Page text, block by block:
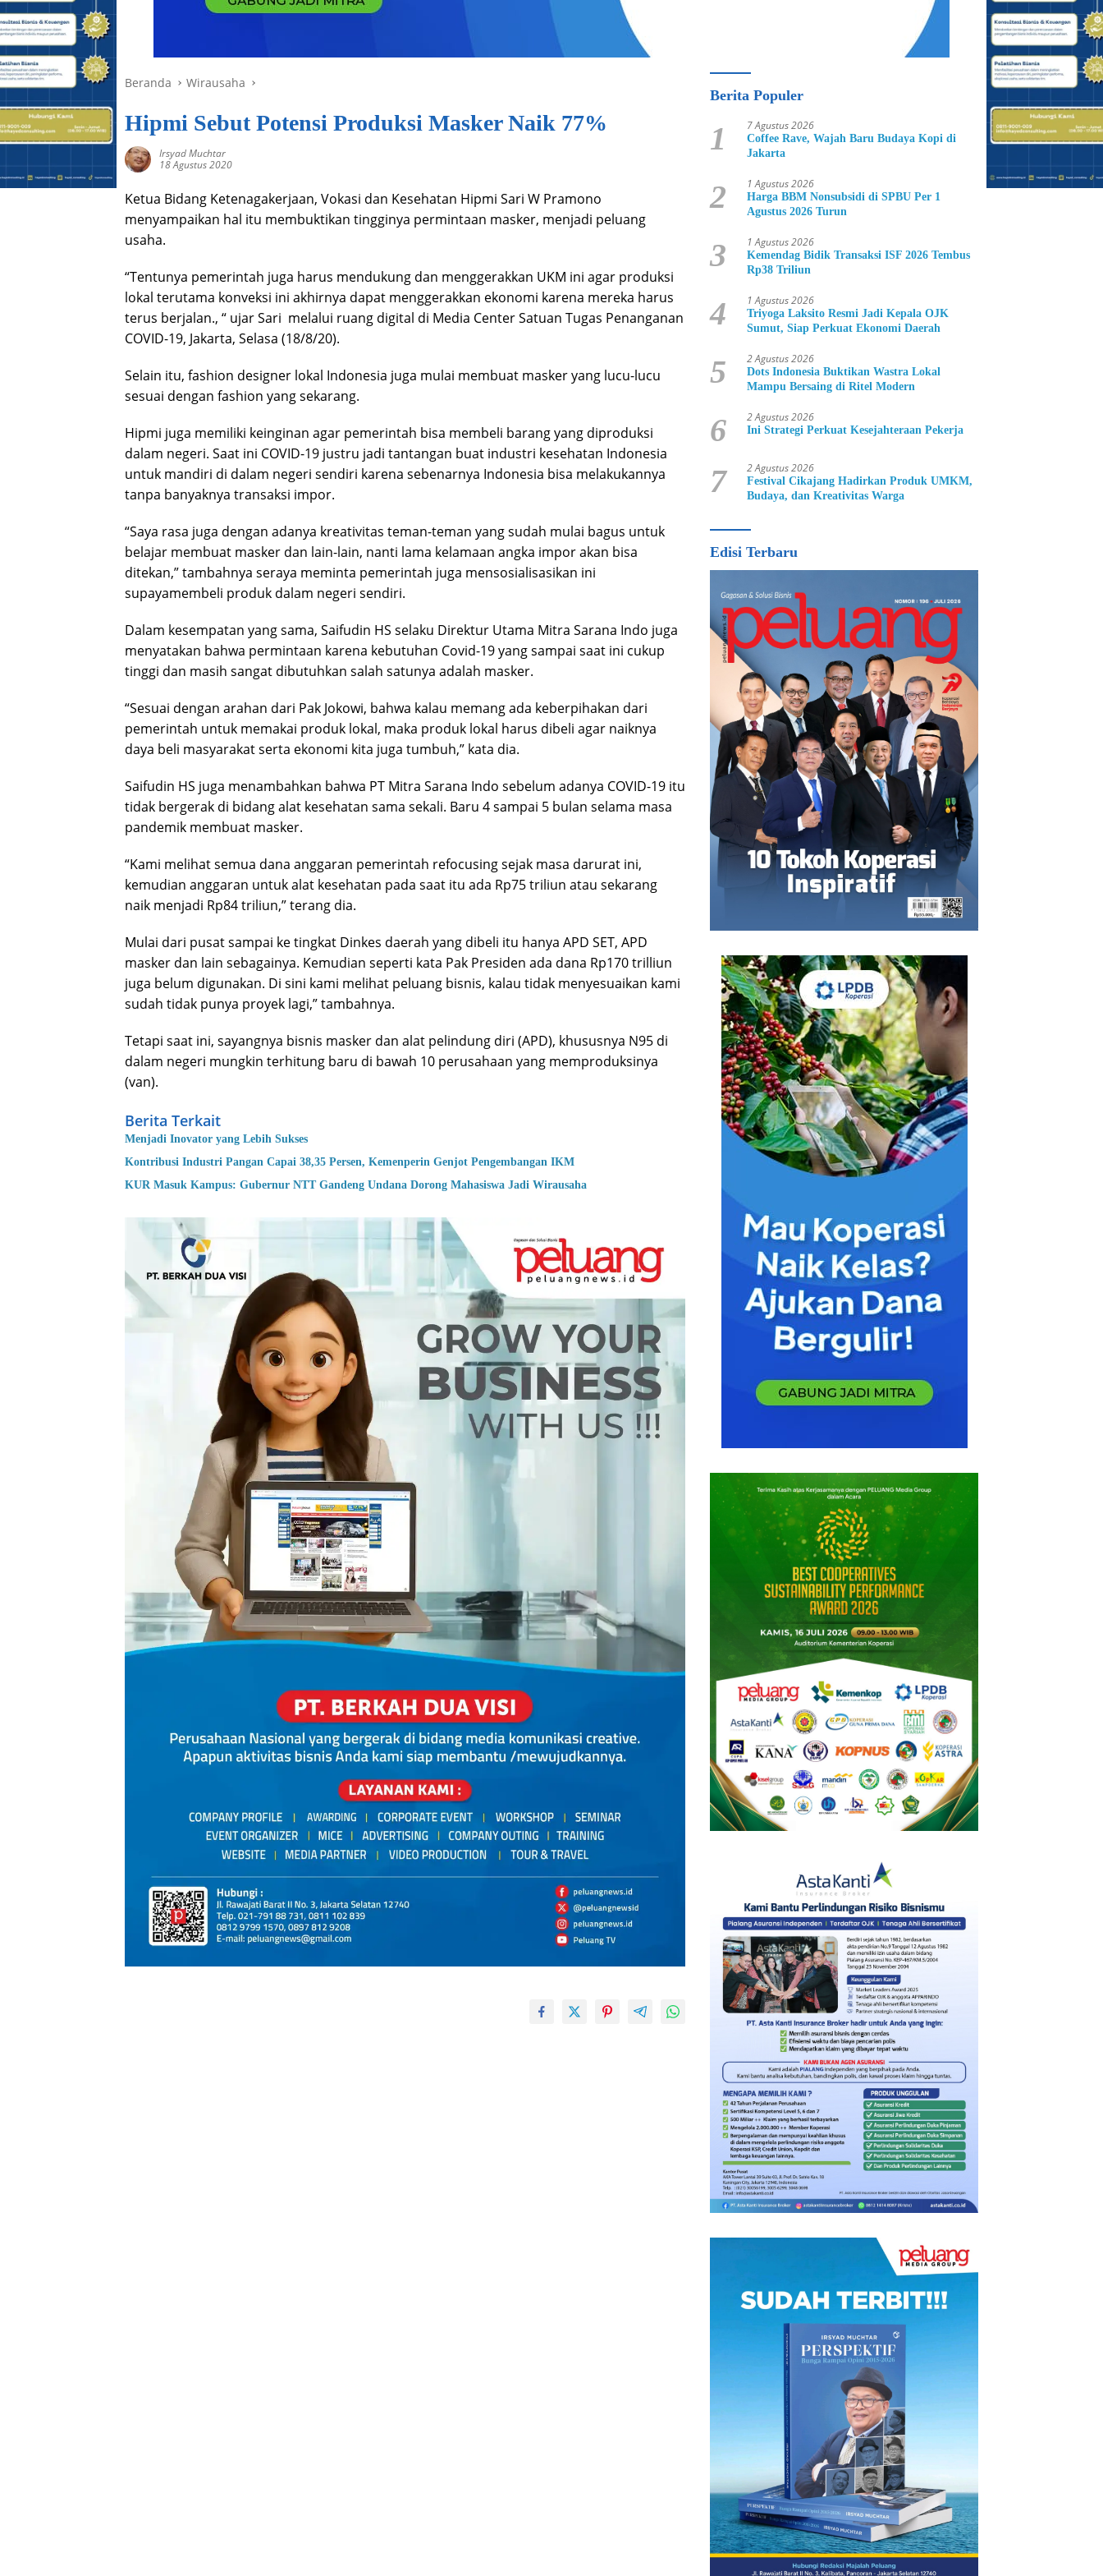
Beranda Wirausaha
Hipmi Sebut Potensi Produksi Masker Naik 77%
Irsyad Muchtar
18 Agustus 2020
Ketua Bidang Ketenagakerjaan, Vokasi dan Kesehatan Hipmi Sari W Pramono
menyampaikan hal itu membuktikan tingginya permintaan masker, menjadi peluang
usaha.
“Tentunya pemerintah juga harus mendukung dan menggerakkan UKM ini agar produksi
lokal terutama konveksi ini akhirnya dapat menggerakkan ekonomi karena mereka harus
terus berjalan., “ ujar Sari melalui ruang digital di Media Center Satuan Tugas Penanganan
COVID-19, Jakarta, Selasa (18/8/20).
Selain itu, fashion designer lokal Indonesia juga mulai membuat masker yang lucu-lucu
sesuai dengan fashion yang sekarang.
Hipmi juga memiliki keinginan agar pemerintah bisa membeli barang yang diproduksi
dalam negeri. Saat ini COVID-19 justru jadi tantangan buat industri kesehatan Indonesia
untuk mandiri di dalam negeri sendiri karena sebenarnya Indonesia bisa melakukannya
tanpa banyaknya transaksi impor.
“Saya rasa juga dengan adanya kreativitas teman-teman yang sudah mulai bagus untuk
belajar membuat masker dan lain-lain, nanti lama kelamaan angka impor akan bisa
ditekan,” tambahnya seraya meminta pemerintah juga mensosialisasikan ini
supayamembeli produk dalam negeri sendiri.
Dalam kesempatan yang sama, Saifudin HS selaku Direktur Utama Mitra Sarana Indo juga
menyatakan bahwa permintaan karena kebutuhan Covid-19 yang sampai saat ini cukup
tinggi dan masih sangat dibutuhkan salah satunya adalah masker.
“Sesuai dengan arahan dari Pak Jokowi, bahwa kalau memang ada keberpihakan dari
pemerintah untuk memakai produk lokal, maka produk lokal harus dibeli agar naiknya
daya beli masyarakat serta ekonomi kita juga tumbuh,” kata dia.
Saifudin HS juga menambahkan bahwa PT Mitra Sarana Indo sebelum adanya COVID-19 itu
tidak bergerak di bidang alat kesehatan sama sekali. Baru 4 sampai 5 bulan selama masa
pandemik membuat masker.
“Kami melihat semua dana anggaran pemerintah refocusing sejak masa darurat ini,
kemudian anggaran untuk alat kesehatan pada saat itu ada Rp75 triliun atau sekarang
naik menjadi Rp84 triliun,” terang dia.
Mulai dari pusat sampai ke tingkat Dinkes daerah yang dibeli itu hanya APD SET, APD
masker dan lain sebagainya. Kemudian seperti kata Pak Presiden ada dana Rp170 trilliun
juga belum digunakan. Di sini kami melihat peluang bisnis, kalau tidak menyesuaikan kami
sudah tidak punya proyek lagi,” tambahnya.
Tetapi saat ini, sayangnya bisnis masker dan alat pelindung diri (APD), khususnya N95 di
dalam negeri mungkin terhitung baru di bawah 10 perusahaan yang memproduksinya
(van).
Berita Terkait
Menjadi Inovator yang Lebih Sukses
Kontribusi Industri Pangan Capai 38,35 Persen, Kemenperin Genjot Pengembangan IKM
KUR Masuk Kampus: Gubernur NTT Gandeng Undana Dorong Mahasiswa Jadi Wirausaha
Berita Populer
1 7 Agustus 2026
Coffee Rave, Wajah Baru Budaya Kopi di
Jakarta
2 1 Agustus 2026
Harga BBM Nonsubsidi di SPBU Per 1
Agustus 2026 Turun
3 1 Agustus 2026
Kemendag Bidik Transaksi ISF 2026 Tembus
Rp38 Triliun
4 1 Agustus 2026
Triyoga Laksito Resmi Jadi Kepala OJK
Sumut, Siap Perkuat Ekonomi Daerah
5 2 Agustus 2026
Dots Indonesia Buktikan Wastra Lokal
Mampu Bersaing di Ritel Modern
6 2 Agustus 2026
Ini Strategi Perkuat Kesejahteraan Pekerja
7 2 Agustus 2026
Festival Cikajang Hadirkan Produk UMKM,
Budaya, dan Kreativitas Warga
Edisi Terbaru